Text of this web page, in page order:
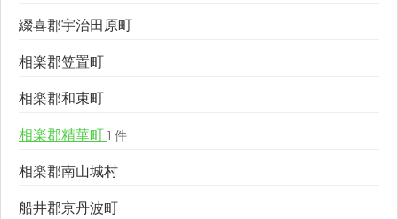
綴喜郡宇治田原町
相楽郡笠置町
相楽郡和束町
相楽郡精華町 1 件
相楽郡南山城村
船井郡京丹波町